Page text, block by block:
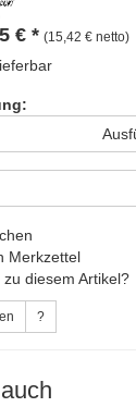
€ * (15,42 € netto)
Merkzettel
zu diesem Artikel?
?